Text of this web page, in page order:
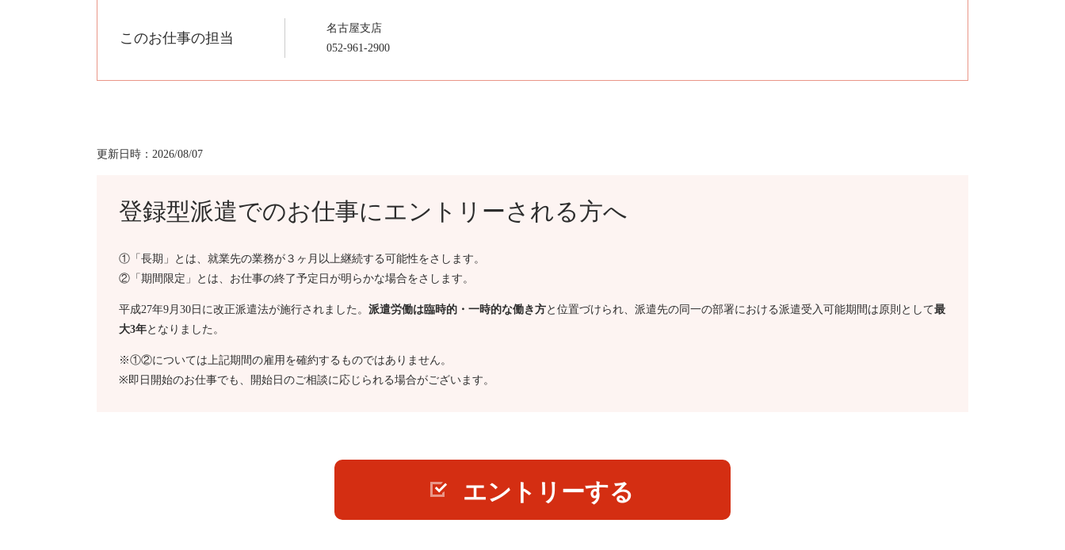
このお仕事の担当
名古屋支店
052-961-2900
更新日時： 2026/08/07
登録型派遣でのお仕事にエントリーされる方へ
①「長期」とは、就業先の業務が３ヶ月以上継続する可能性をさします。
②「期間限定」とは、お仕事の終了予定日が明らかな場合をさします。
平成27年9月30日に改正派遣法が施行されました。 派遣労働は臨時的・一時的な働き方と位置づけられ、派遣先の同一の部署における派遣受入可能期間は原則として最
大3年となりました。
※①②については上記期間の雇用を確約するものではありません。
※即日開始のお仕事でも、開始日のご相談に応じられる場合がございます。
エントリーする